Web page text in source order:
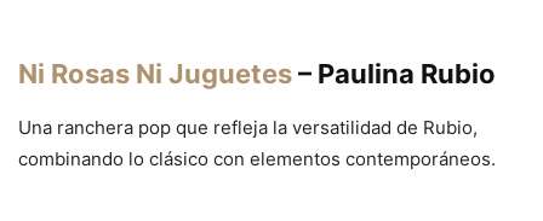
Ni Rosas Ni Juguetes– Paulina Rubio
Una ranchera pop que refleja la versatilidad de Rubio,
combinando lo clásico con elementos contemporáneos.